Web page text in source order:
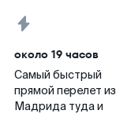
около 19 часов
Самый быстрый
прямой перелет из
Мадрида туда и